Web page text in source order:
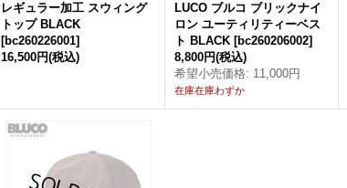
レギュラー加工 スウィング
トップ BLACK
[bc260226001]
16,500円(税込)
LUCO ブルコ ブリックナイ
ロン ユーティリティーベス
ト BLACK [bc260206002]
8,800円(税込)
希望小売価格: 11,000円
在庫在庫わずか